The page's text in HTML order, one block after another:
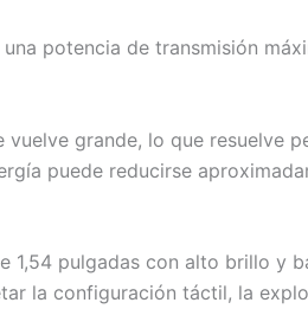
potencia de transmisión
vuelve grande, lo que
puede reducirse
1,54 pulgadas con alto brillo y
la configuración táctil, la